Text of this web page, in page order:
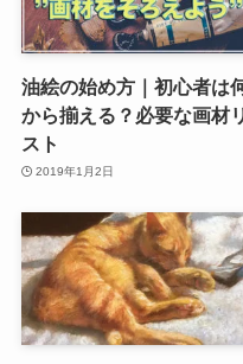
油絵の始め方｜初心者は
から揃える？必要な画材
スト
2019年1月2日